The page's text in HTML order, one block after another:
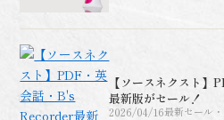
【ソースネクスト
最新版がセール！
2026/04/16最新セール